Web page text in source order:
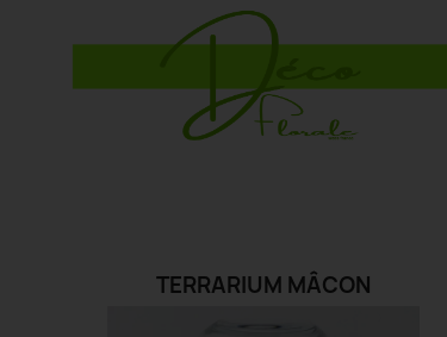
TERRARIUM MÂCON